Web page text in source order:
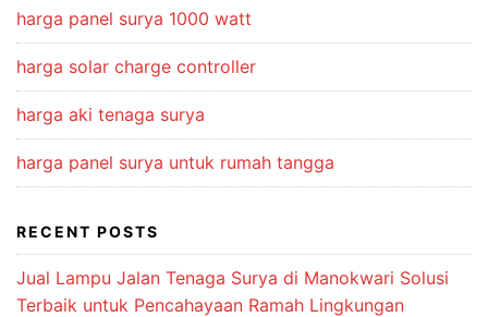
harga panel surya 1000 watt
harga solar charge controller
harga aki tenaga surya
harga panel surya untuk rumah tangga
RECENT POSTS
Jual Lampu Jalan Tenaga Surya di Manokwari Solusi
Terbaik untuk Pencahayaan Ramah Lingkungan